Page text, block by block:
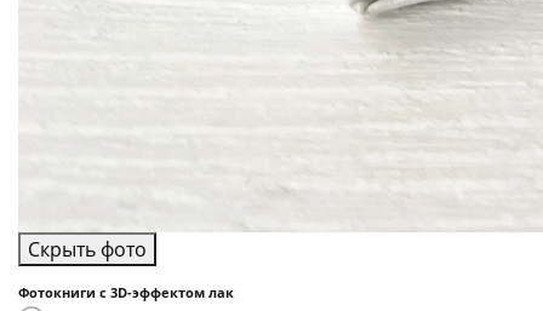
Скрыть фото
Фотокниги с 3D-эффектом лак